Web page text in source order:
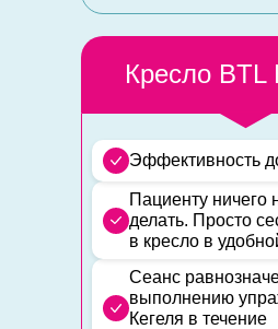
Эффективность
Пациенту ничего
делать. Просто
в кресло в
Сеанс
выполнению
Кегеля в течение
Кресло BTL